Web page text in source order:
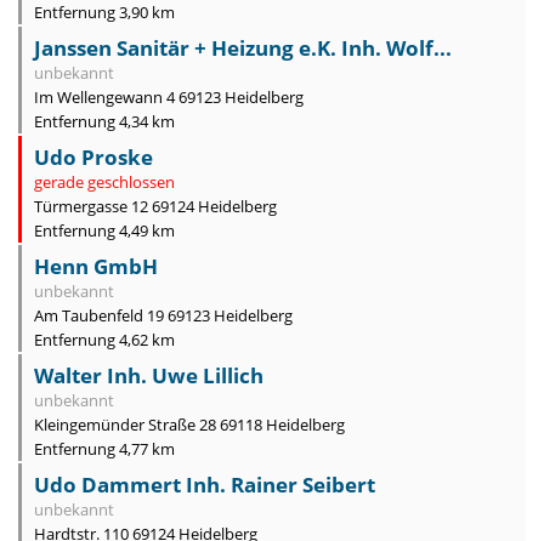
Entfernung 3,90 km
Janssen Sanitär + Heizung e.K. Inh. Wolf...
unbekannt
Im Wellengewann 4 69123 Heidelberg
Entfernung 4,34 km
Udo Proske
gerade geschlossen
Türmergasse 12 69124 Heidelberg
Entfernung 4,49 km
Henn GmbH
unbekannt
Am Taubenfeld 19 69123 Heidelberg
Entfernung 4,62 km
Walter Inh. Uwe Lillich
unbekannt
Kleingemünder Straße 28 69118 Heidelberg
Entfernung 4,77 km
Udo Dammert Inh. Rainer Seibert
unbekannt
Hardtstr. 110 69124 Heidelberg